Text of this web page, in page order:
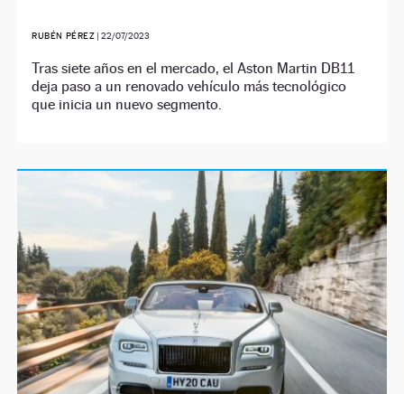
RUBÉN PÉREZ |22/07/2023
Tras siete años en el mercado, el Aston Martin DB11
deja paso a un renovado vehículo más tecnológico
que inicia un nuevo segmento.